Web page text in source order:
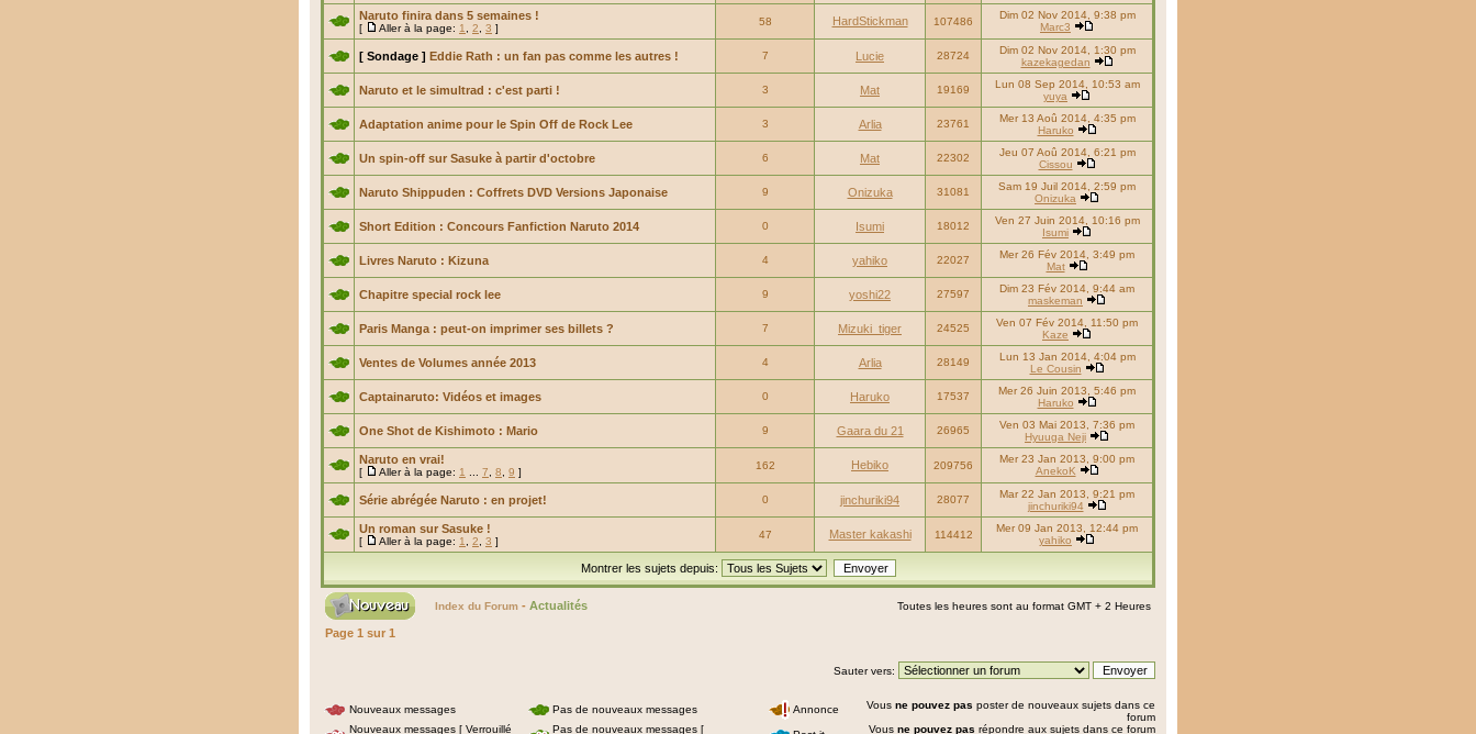
Naruto finira dans 5 semaines !
[ Aller à la page: 1 2 3 ]
58 HardStickman 107486
Dim 02 Nov 2014, 9:38 pm
Marc3
[ Sondage ] Eddie Rath : un fan pas comme les autres ! 7 Lucie 28724
Dim 02 Nov 2014, 1:30 pm
kazekagedan
Naruto et le simultrad : c'est parti ! 3 Mat 19169
Lun 08 Sep 2014, 10:53 am
yuya
Adaptation anime pour le Spin Off de Rock Lee 3 Arlia 23761
Mer 13 Aoû 2014, 4:35 pm
Haruko
Un spin-off sur Sasuke à partir d'octobre 6 Mat 22302
Jeu 07 Aoû 2014, 6:21 pm
Cissou
Naruto Shippuden : Coffrets DVD Versions Japonaise 9 Onizuka 31081
Sam 19 Juil 2014, 2:59 pm
Onizuka
Short Edition : Concours Fanfiction Naruto 2014 0 Isumi 18012
Ven 27 Juin 2014, 10:16 pm
Isumi
Livres Naruto : Kizuna 4 yahiko 22027
Mer 26 Fév 2014, 3:49 pm
Mat
Chapitre special rock lee 9 yoshi22 27597
Dim 23 Fév 2014, 9:44 am
maskeman
Paris Manga : peut-on imprimer ses billets ? 7 Mizuki_tiger 24525
Ven 07 Fév 2014, 11:50 pm
Kaze
Ventes de Volumes année 2013 4 Arlia 28149
Lun 13 Jan 2014, 4:04 pm
Le Cousin
Captainaruto: Vidéos et images 0 Haruko 17537
Mer 26 Juin 2013, 5:46 pm
Haruko
One Shot de Kishimoto : Mario 9 Gaara du 21 26965
Ven 03 Mai 2013, 7:36 pm
Hyuuga Neji
Naruto en vrai!
[ Aller à la page: 1 7 8 9 ]
162 Hebiko 209756
Mer 23 Jan 2013, 9:00 pm
AnekoK
Série abrégée Naruto : en projet! 0 jinchuriki94 28077
Mar 22 Jan 2013, 9:21 pm
jinchuriki94
Un roman sur Sasuke !
[ Aller à la page: 1 2 3 ]
47 Master kakashi 114412
Mer 09 Jan 2013, 12:44 pm
yahiko
Montrer les sujets depuis:
Index du Forum - Actualités Toutes les heures sont au format GMT + 2 Heures
Page 1 sur 1
Sauter vers:
Nouveaux messages Pas de nouveaux messages
Annonce
Nouveaux messages [ Verrouillé
Pas de nouveaux messages [
Vous ne pouvez pas poster de nouveaux sujets dans ce
forum
Vous ne pouvez pas répondre aux sujets dans ce forum